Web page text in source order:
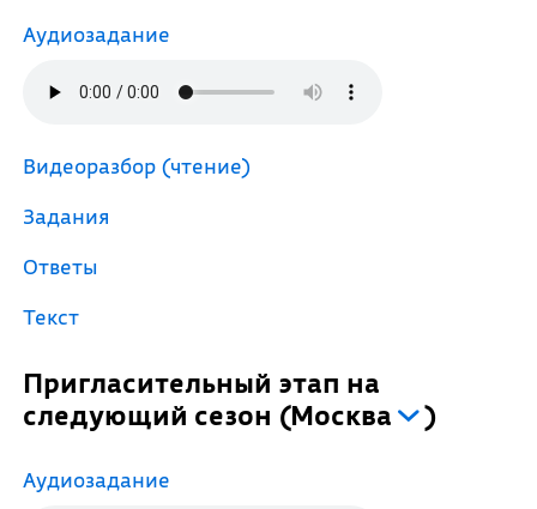
Аудиозадание
Видеоразбор (чтение)
Задания
Ответы
Текст
Пригласительный этап на
следующий сезон (Москва )
Аудиозадание